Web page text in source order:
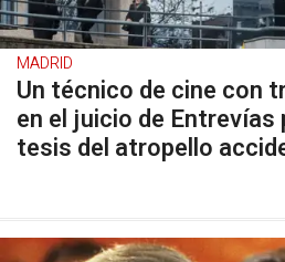
MADRID
Un técnico de cine con
en el juicio de
tesis del atropello